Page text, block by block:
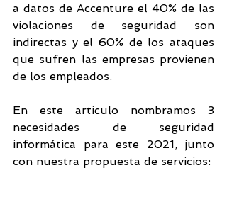
a datos de Accenture el 40% de las
violaciones de seguridad son
indirectas y el 60% de los ataques
que sufren las empresas provienen
de los empleados.
En este articulo nombramos 3
necesidades de seguridad
informática para este 2021, junto
con nuestra propuesta de servicios: